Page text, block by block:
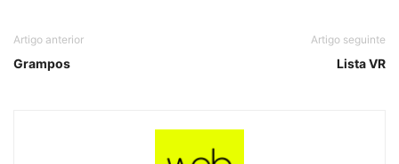
Artigo anterior
Grampos
Artigo seguinte
Lista VR